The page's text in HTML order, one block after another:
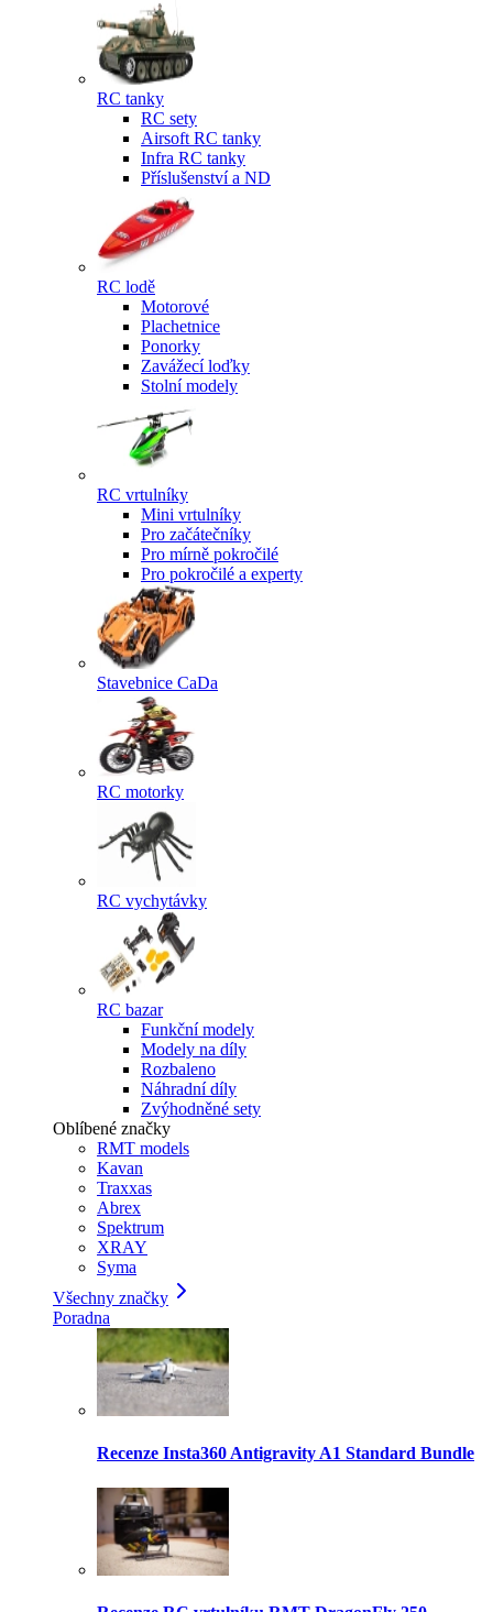
RC tanky
RC sety
Airsoft RC tanky
Infra RC tanky
Příslušenství a ND
RC lodě
Motorové
Plachetnice
Ponorky
Zavážecí loďky
Stolní modely
RC vrtulníky
Mini vrtulníky
Pro začátečníky
Pro mírně pokročilé
Pro pokročilé a experty
Stavebnice CaDa
RC motorky
RC vychytávky
RC bazar
Funkční modely
Modely na díly
Rozbaleno
Náhradní díly
Zvýhodněné sety
Oblíbené značky
RMT models
Kavan
Traxxas
Abrex
Spektrum
XRAY
Syma
Všechny značky
Poradna
Recenze Insta360 Antigravity A1 Standard Bundle